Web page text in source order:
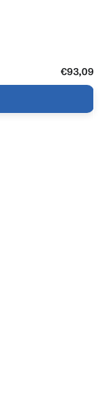
€93,09